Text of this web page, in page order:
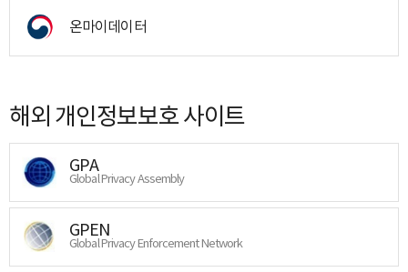
온마이데이터
해외 개인정보보호 사이트
GPA
Global Privacy Assembly
GPEN
Global Privacy Enforcement Network